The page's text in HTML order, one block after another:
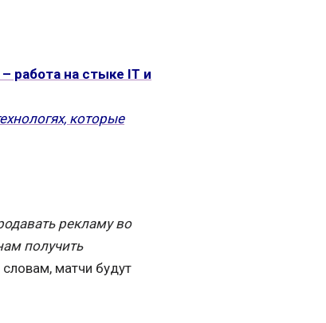
работа на стыке IT и
которые
рекламу во
получить
матчи будут